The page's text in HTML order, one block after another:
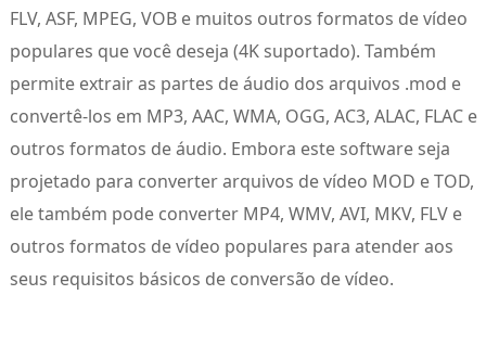
FLV, ASF, MPEG, VOB e muitos outros formatos de vídeo
populares que você deseja (4K suportado). Também
permite extrair as partes de áudio dos arquivos .mod e
convertê-los em MP3, AAC, WMA, OGG, AC3, ALAC, FLAC e
outros formatos de áudio. Embora este software seja
projetado para converter arquivos de vídeo MOD e TOD,
ele também pode converter MP4, WMV, AVI, MKV, FLV e
outros formatos de vídeo populares para atender aos
seus requisitos básicos de conversão de vídeo.